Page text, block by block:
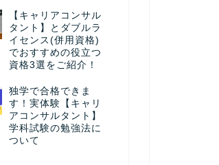
【キャリアコンサル
タント】とダブルラ
イセンス(併用資格)
でおすすめの役立つ
資格3選をご紹介！
独学で合格できま
す！実体験【キャリ
アコンサルタント】
学科試験の勉強法に
ついて